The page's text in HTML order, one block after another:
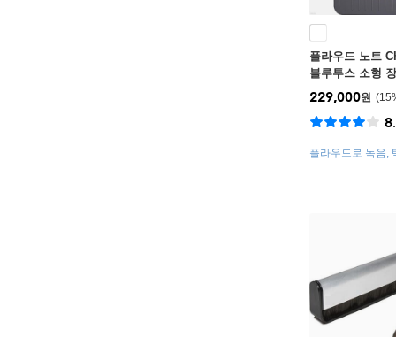
플라우드 노트
블루투스 소형
스레코더
15
229,000원
플라우드로 녹음,